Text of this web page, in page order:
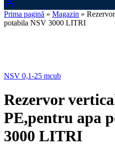
Prima pagină » Magazin »
potabila NSV 3000 LITRI
NSV 0,1-25 mcub
Rezervor
PE,pentru apa
3000 LITRI